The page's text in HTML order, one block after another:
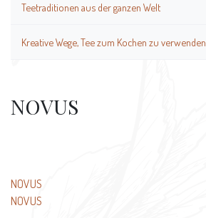
Teetraditionen aus der ganzen Welt
Kreative Wege, Tee zum Kochen zu verwenden
NOVUS
Beitragsnavigation
NOVUS
NOVUS